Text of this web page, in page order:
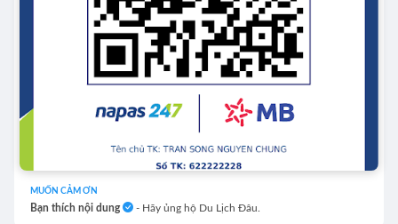
MUỐN CẢM ƠN
Bạn thích nội dung - Hãy ủng hộ Du Lịch Đâu.